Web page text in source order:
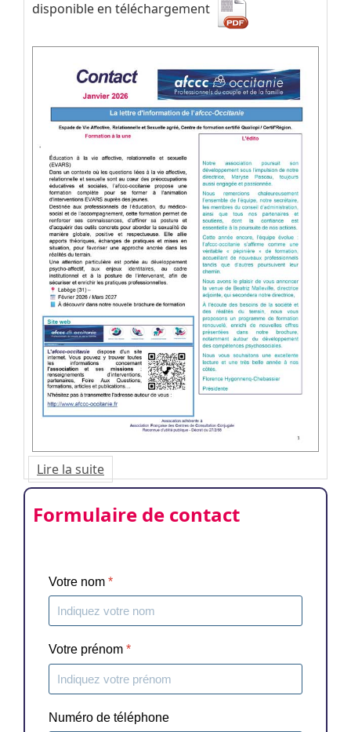
disponible en téléchargement
Lire la suite
Formulaire de contact
Votre nom *
Votre prénom *
Numéro de téléphone